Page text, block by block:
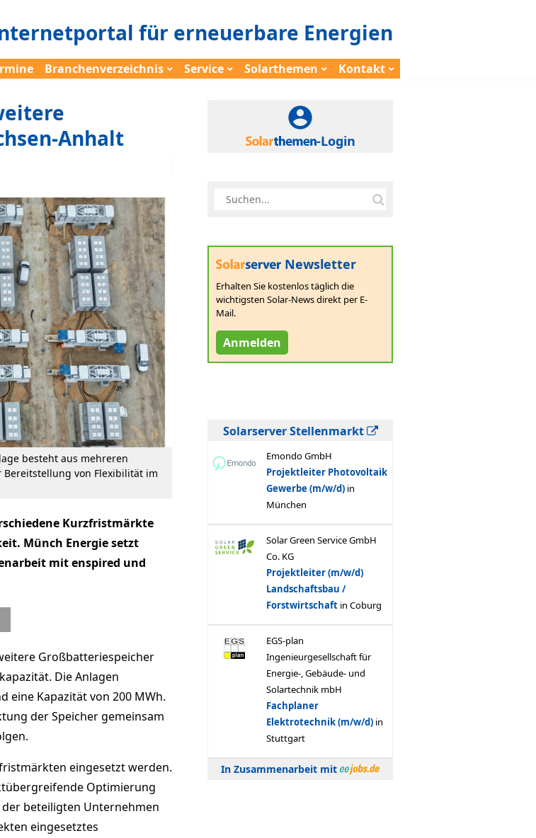
für erneuerbare Energien
Branchenverzeichnis Service Solarthemen Kontakt
Anhalt
besteht aus mehreren
von Flexibilität im
Kurzfristmärkte
Münch Energie setzt
mit enspired und
Großbatteriespeicher
Die Anlagen
eine Kapazität von 200 MWh.
der Speicher gemeinsam
eingesetzt werden.
Optimierung
beteiligten Unternehmen
eingesetztes
-Login
Newsletter
Erhalten Sie kostenlos täglich die
wichtigsten Solar-News direkt per E-
Mail.
Anmelden
Solarserver Stellenmarkt
In Zusammenarbeit mit